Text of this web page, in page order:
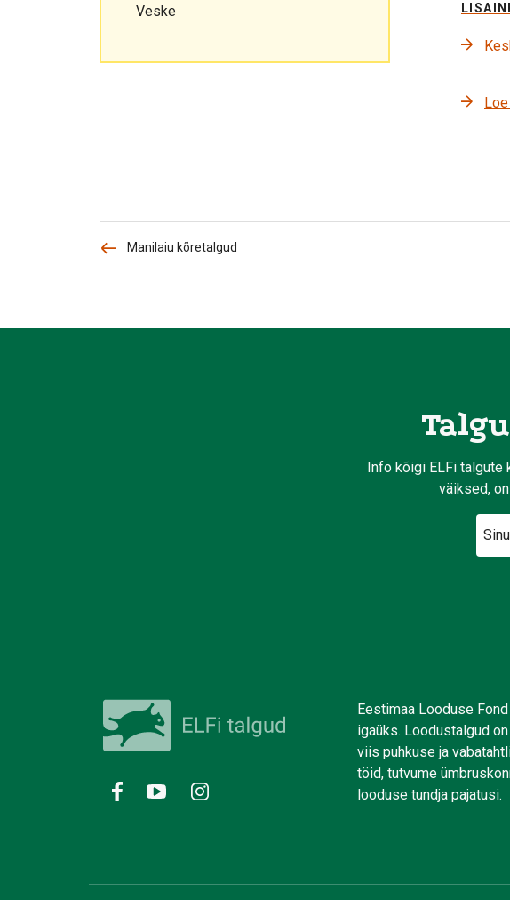
Veske
Manilaiu kõretalgud
Info kõigi ELFi talgute
väiksed,
Eestimaa Looduse
igaüks. Loodustalgud
viis puhkuse ja
töid, tutvume
looduse tundja pajatusi.